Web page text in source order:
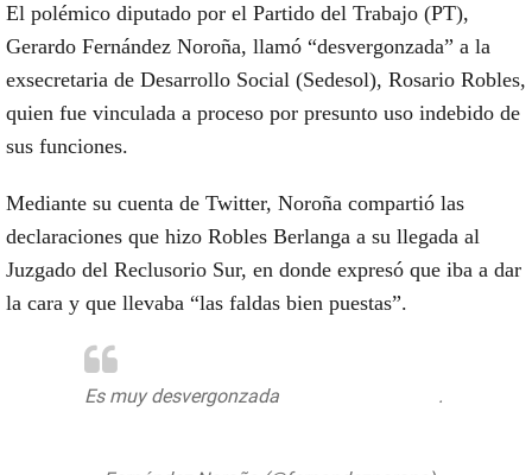
El polémico diputado por el Partido del Trabajo (PT),
Gerardo Fernández Noroña, llamó “desvergonzada” a la
exsecretaria de Desarrollo Social (Sedesol), Rosario Robles,
quien fue vinculada a proceso por presunto uso indebido de
sus funciones.
Mediante su cuenta de Twitter, Noroña compartió las
declaraciones que hizo Robles Berlanga a su llegada al
Juzgado del Reclusorio Sur, en donde expresó que iba a dar
la cara y que llevaba “las faldas bien puestas”.
Es muy desvergonzada
.